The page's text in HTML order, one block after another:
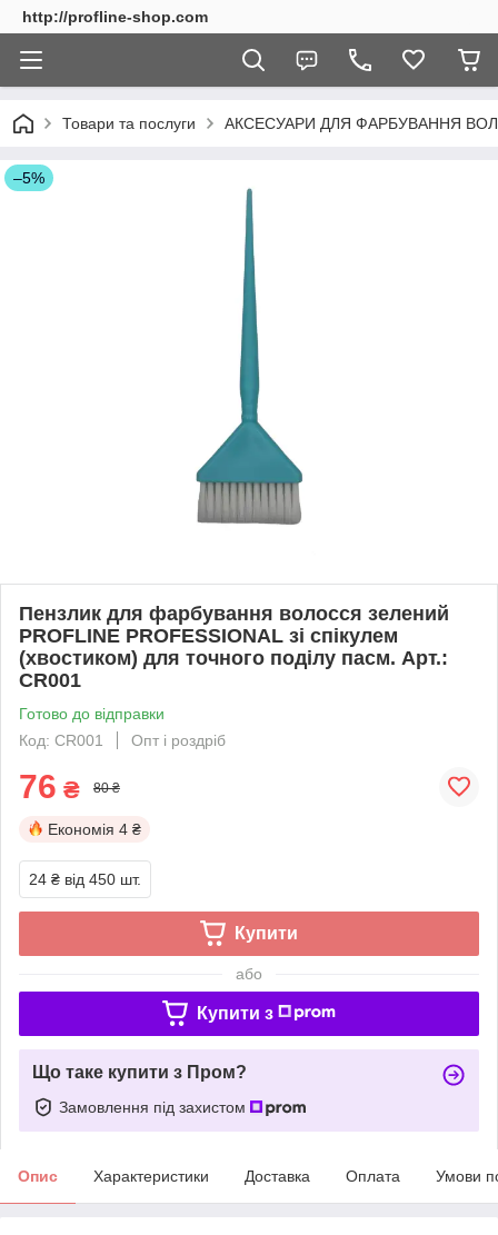
http://profline-shop.com
Товари та послуги АКСЕСУАРИ ДЛЯ ФАРБУВАННЯ
–5%
Пензлик для фарбування волосся зелений
PROFLINE PROFESSIONAL зі спікулем
(хвостиком) для точного поділу пасм. Арт.:
CR001
Готово до відправки
Код: CR001
Опт і роздріб
76 ₴ 80 ₴
Економія 4 ₴
24 ₴ від 450 шт.
Купити
або
Купити з
Що таке купити з Пром?
Замовлення під захистом
Опис Характеристики Доставка Оплата Умови